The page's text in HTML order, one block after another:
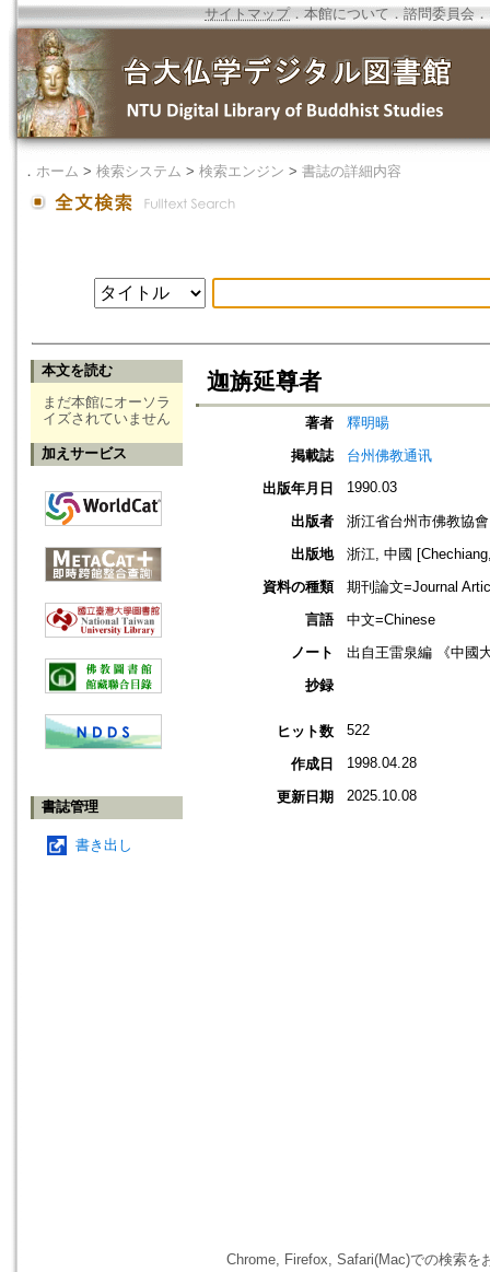
サイトマップ．本館について ． 諮問委員会 ．
． ホーム > 検索システム > 検索エンジン > 書誌の詳細内容
本文を読む
まだ本館にオーソラ
イズされていません
加えサービス
書誌管理
書き出し
迦旃延尊者
著者
釋明暘
掲載誌
台州佛教通讯
出版年月日
1990.03
出版者
浙江省台州市佛教協會
出版地
浙江, 中國
資料の種類
期刊論文=Journal
言語
中文=Chinese
ノート
出自王雷泉編 《中國
抄録
ヒット数 522
作成日 1998.04.28
更新日期 2025.10.08
Chrome, Firefox, Safari(Mac)での検索を